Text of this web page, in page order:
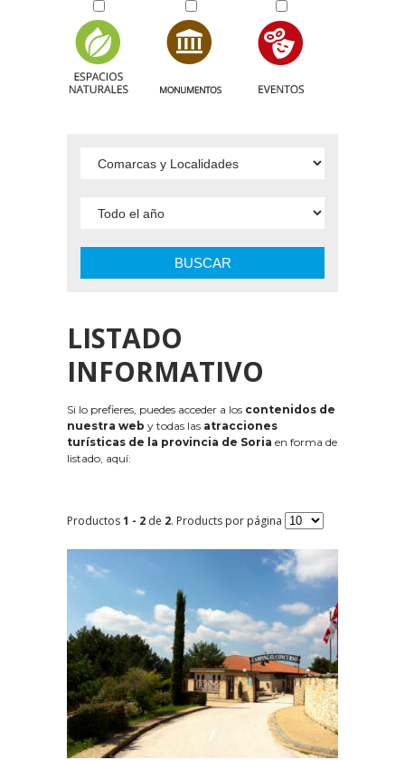
BUSCAR
LISTADO
INFORMATIVO
Si lo prefieres, puedes acceder a los contenidos de
nuestra web y todas las atracciones
turísticas de la provincia de Soria en forma de
listado, aquí:
Productos1 - 2 de 2. Products por página